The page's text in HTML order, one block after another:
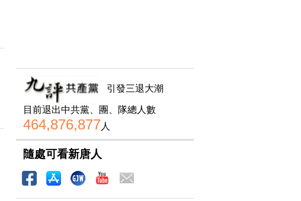
引發三退大潮
目前退出中共黨、團、隊總人數
464,876,877人
隨處可看新唐人